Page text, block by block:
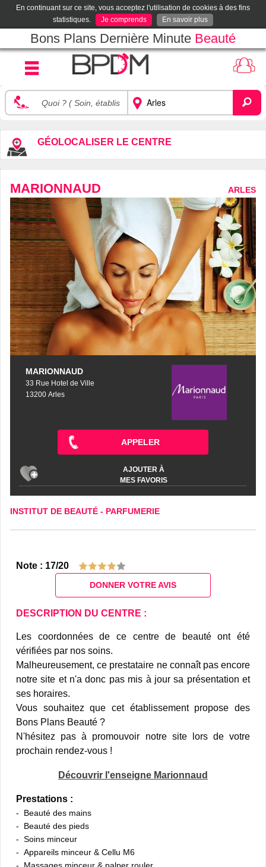
En continuant sur ce site, vous acceptez l'utilisation de cookies à des fins
statistiques.
Je comprends En savoir plus
Bons Plans Dernière Minute Beauté
GÉOLOCALISER LE CENTRE
MARIONNAUD ARLES
MARIONNAUD
33 Rue Hotel de Ville
13200 Arles
APPELER
AJOUTER À
MES FAVORIS
INSTITUT DE BEAUTÉ - PARFUMERIE
Note : 17/20
DONNER VOTRE AVIS
DESCRIPTION DU CENTRE :
Les coordonnées de ce centre de beauté ont été
vérifiées par nos soins.
Malheureusement, ce prestataire ne connaît pas encore
notre site et n'a donc pas mis à jour sa présentation et
ses horaires.
Vous souhaitez que cet établissement propose des
Bons Plans Beauté ?
N'hésitez pas à promouvoir notre site lors de votre
prochain rendez-vous !
Découvrir l'enseigne Marionnaud
Prestations :
Beauté des mains
Beauté des pieds
Soins minceur
Appareils minceur & Cellu M6